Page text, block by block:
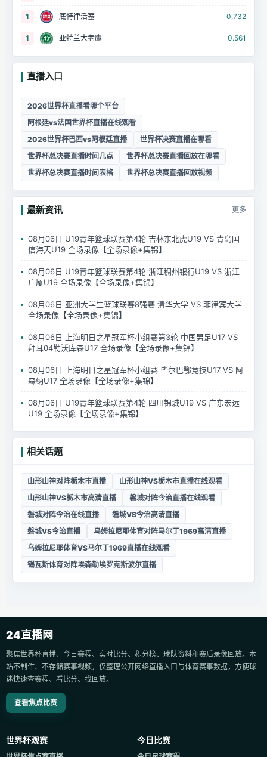
1 底特律活塞 0.732
1 亚特兰大老鹰 0.561
直播入口
2026世界杯直播看哪个平台
阿根廷vs法国世界杯直播在线观看
2026世界杯巴西vs阿根廷直播
世界杯决赛直播在哪看
世界杯总决赛直播时间几点
世界杯总决赛直播回放在哪看
世界杯总决赛直播时间表格
世界杯总决赛直播回放视频
最新资讯 更多
08月06日 U19青年篮球联赛第4轮 吉林东北虎U19 VS 青岛国
信海天U19 全场录像【全场录像+集锦】
08月06日 U19青年篮球联赛第4轮 浙江稠州银行U19 VS 浙江
广厦U19 全场录像【全场录像+集锦】
08月06日 亚洲大学生篮球联赛8强赛 清华大学 VS 菲律宾大学
全场录像【全场录像+集锦】
08月06日 上海明日之星冠军杯小组赛第3轮 中国男足U17 VS
拜耳04勒沃库森U17 全场录像【全场录像+集锦】
08月06日 上海明日之星冠军杯小组赛 毕尔巴鄂竞技U17 VS 阿
森纳U17 全场录像【全场录像+集锦】
08月06日 U19青年篮球联赛第4轮 四川锦城U19 VS 广东宏远
U19 全场录像【全场录像+集锦】
相关话题
山形山神对阵栃木市直播
山形山神VS栃木市直播在线观看
山形山神VS栃木市高清直播
磐城对阵今治直播在线观看
磐城对阵今治在线直播
磐城VS今治高清直播
磐城VS今治直播
乌姆拉尼耶体育对阵马尔丁1969高清直播
乌姆拉尼耶体育VS马尔丁1969直播在线观看
锡瓦斯体育对阵埃森勒埃罗克斯波尔直播
24直播网
聚焦世界杯直播、今日赛程、实时比分、积分榜、球队资料和赛后录像回放。本
站不制作、不存储赛事视频，仅整理公开网络直播入口与体育赛事数据，方便球
迷快速查赛程、看比分、找回放。
查看焦点比赛
世界杯观赛 今日比赛